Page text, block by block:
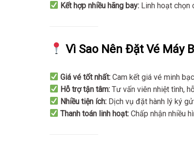
Kết hợp nhiều hãng bay: Linh hoạt chọn
Vì Sao Nên Đặt Vé Máy
Giá vé tốt nhất: Cam kết giá vé minh
Hỗ trợ tận tâm: Tư vấn viên nhiệt tình,
Nhiều tiện ích: Dịch vụ đặt hành lý ký
Thanh toán linh hoạt: Chấp nhận nhiều